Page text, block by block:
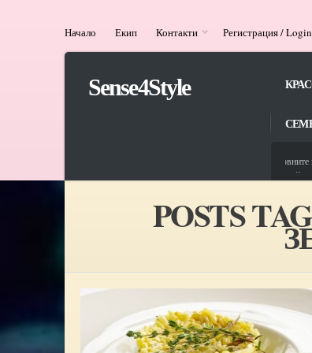
Начало Екип Контакти Регистрация / Login
Sense4Style
Здравословните
POSTS